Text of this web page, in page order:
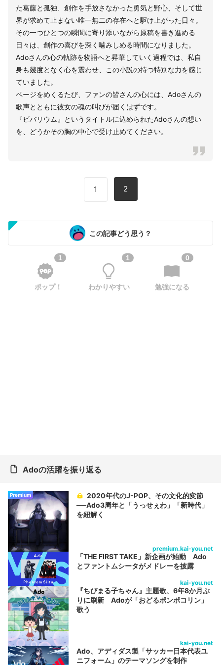
た葛藤と孤独、創作を手放さなかった勇気と野心、そして世
界が求めて止まない唯一無二の存在へと駆け上がった日々。
その一つひとつの瞬間に寄り添いながら原稿を書き進める
日々は、創作の喜びを深く噛みしめる時間になりました。
Adoさんの心の軌跡を物語へと昇華していく過程では、私自
身も幾度となく心を震わせ、この小説の持つ特別な力を感じ
ていました。
ページをめくるたび、ファンの皆さんの心には、Adoさんの
歌声とともに彼女の魂の叫びが届くはずです。
『ビバリウム』というタイトルに込められたAdoさんの想い
を、どうかその胸の中心で受け止めてください。
1 2
この記事どう思う？
1
ポップ！
1
わかりやすい
0
勉強になる
Adoの活躍を振り返る
Premium
2020年代のJ-POP、その文化的変節
──Ado3周年と「うっせぇわ」「新時代」
を紐解く
premium.kai-you.net
「THE FIRST TAKE」新企画が始動 Ado
とファントムシータがメドレーを披露
kai-you.net
『ちびまる子ちゃん』主題歌、6年8か月ぶ
りに刷新 Adoが「おどるポンポコリン」
歌う
kai-you.net
Ado、アディダス製「サッカー日本代表ユ
ニフォーム」のテーマソングを制作